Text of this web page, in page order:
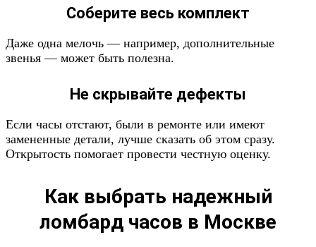
Соберите весь комплект
Даже одна мелочь — например, дополнительные
звенья — может быть полезна.
Не скрывайте дефекты
Если часы отстают, были в ремонте или имеют
замененные детали, лучше сказать об этом сразу.
Открытость помогает провести честную оценку.
Как выбрать надежный
ломбард часов в Москве